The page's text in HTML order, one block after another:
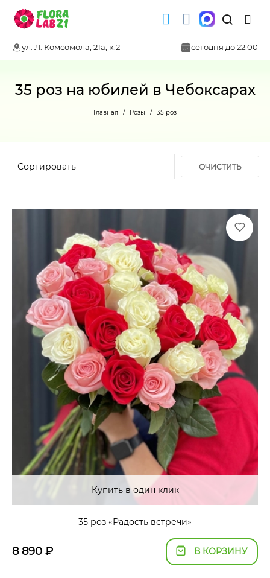
ул. Л. Комсомола, 21а, к.2 сегодня до 22:00
35 роз на юбилей в Чебоксарах
Главная Розы 35 роз
ОЧИСТИТЬ
Купить в один клик
35 роз «Радость встречи»
8 890 ₽ В КОРЗИНУ